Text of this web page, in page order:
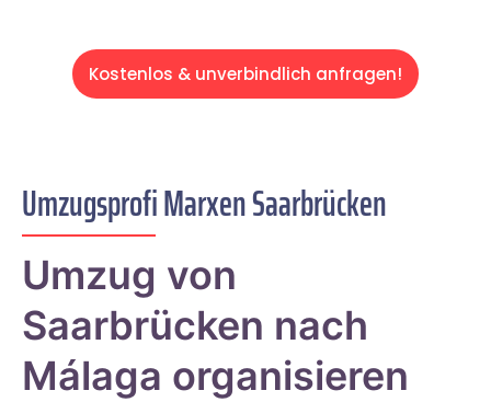
Kostenlos & unverbindlich anfragen!
Umzugsprofi Marxen Saarbrücken
Umzug von
Saarbrücken nach
Málaga organisieren